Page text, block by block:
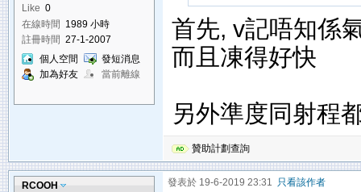
Like 0
在線時間 1989 小時
註冊時間 27-1-2007
個人空間
發短消息
加為好友
當前離線
首先, v記唔知係
而且凍得好快
另外準度同射程
贊助計劃查詢
RCOOH 發表於 19-6-2019 23:31 只看該作者